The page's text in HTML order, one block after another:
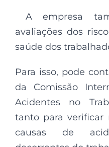
A empresa
avaliações dos
saúde dos
Para isso, pode
da Comissão
Acidentes no
tanto para verificar
causas de